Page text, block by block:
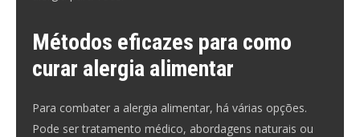
Métodos eficazes para como
curar alergia alimentar
Para combater a alergia alimentar, há várias opções.
Pode ser tratamento médico, abordagens naturais ou